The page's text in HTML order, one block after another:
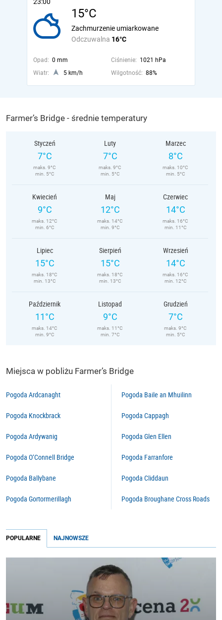
15°C
Odczuwalna 16°C
Zachmurzenie umiarkowane
Opad: 0 mm Ciśnienie: 1021 hPa
Wiatr:
5 km/h Wilgotność: 88%
Farmer’s Bridge - średnie temperatury
Styczeń
7°C
maks. 9°C
min. 5°C
Luty
7°C
maks. 9°C
min. 5°C
Marzec
8°C
maks. 10°C
min. 5°C
Kwiecień
9°C
maks. 12°C
min. 6°C
Maj
12°C
maks. 14°C
min. 9°C
Czerwiec
14°C
maks. 16°C
min. 11°C
Lipiec
15°C
maks. 18°C
min. 13°C
Sierpień
15°C
maks. 18°C
min. 13°C
Wrzesień
14°C
maks. 16°C
min. 12°C
Październik
11°C
maks. 14°C
min. 9°C
Listopad
9°C
maks. 11°C
min. 7°C
Grudzień
7°C
maks. 9°C
min. 5°C
Miejsca w pobliżu Farmer’s Bridge
Pogoda Ardcanaght
Pogoda Knockbrack
Pogoda Ardywanig
Pogoda O’Connell Bridge
Pogoda Ballybane
Pogoda Gortormerillagh
Pogoda Baile an Mhuilinn
Pogoda Cappagh
Pogoda Glen Ellen
Pogoda Farranfore
Pogoda Cliddaun
Pogoda Broughane Cross Roads
POPULARNE NAJNOWSZE